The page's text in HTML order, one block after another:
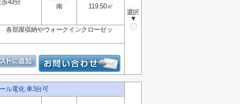
選択
▼
歩43分
南
119.50㎡
各部屋収納やウォークインクローゼッ
ル電化 車3台可